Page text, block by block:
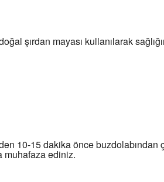
şırdan mayası kullanılarak
10-15 dakika önce buzdolabından
muhafaza ediniz.